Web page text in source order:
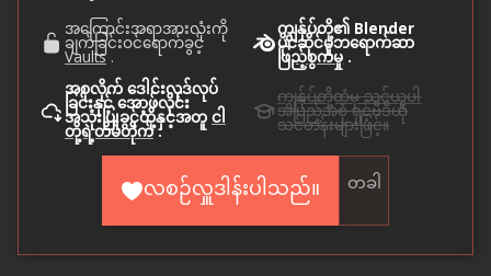
အကြောင်းအရာအားလုံးကို
ချက်ခြင်းဝင်ရောက်ခွင့်
Vaults.
ကျွန်ုပ်တို့၏ Blender
ပိုင်ဆိုင်မှုဘရောက်ဆာ
ဖြည့်စွက်မှု .
အစုလိုက် ဒေါင်းလုဒ်လုပ်
ခြင်းနှင့် အော့ဖ်လိုင်း
အသုံးပြုခွင့်တို့နှင့်အတူ ငါ
တို့ရဲ့တိမ်တိုက်.
ကျွန်ုပ်တို့ထံမှ သင်ယူပါ
အပြည့်အစုံ ရှင့်ဗီဒီယို
သင်တန်းများဖြင့်။
လစဉ်လှူဒါန်းပါသည်။ တခါ